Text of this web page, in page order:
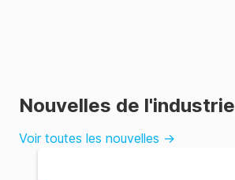
Nouvelles de l'industrie
Voir toutes les nouvelles →